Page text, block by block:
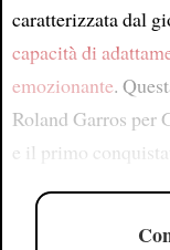
caratterizzata dal
capacità di
emozionante.
Roland Garros per
e il primo